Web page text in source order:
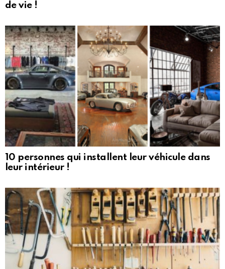
de vie !
10 personnes qui installent leur véhicule dans
leur intérieur !